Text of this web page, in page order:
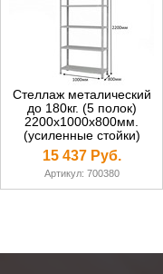
Стеллаж металический
до 180кг. (5 полок)
2200х1000х800мм.
(усиленные стойки)
15 437 Руб.
Артикул: 700380